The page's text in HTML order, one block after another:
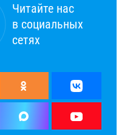
Читайте нас
в социальных
сетях